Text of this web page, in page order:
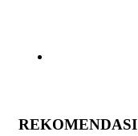
REKOMENDASI